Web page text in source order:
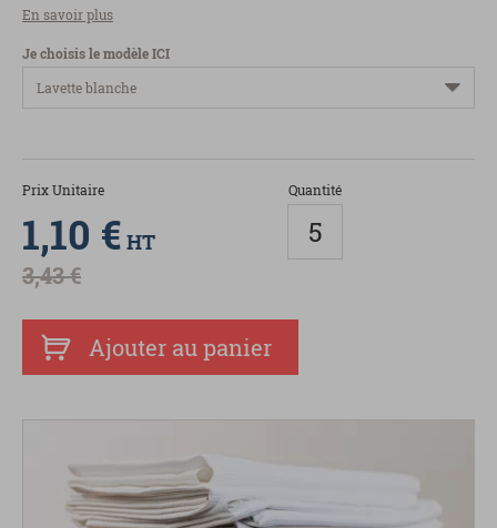
En savoir plus
Je choisis le modèle ICI
Prix Unitaire
1,10 € HT
3,43 €
Quantité
Ajouter au panier